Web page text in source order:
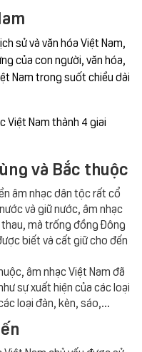
sử và văn hóa Việt Nam,
của con người, văn hóa,
Nam trong suốt chiều dài
Việt Nam thành 4 giai
và Bắc thuộc
âm nhạc dân tộc rất cổ
và giữ nước, âm nhạc
mà trống đồng Đông
biết và cất giữ cho đến
âm nhạc Việt Nam đã
sự xuất hiện của các loại
loại đàn, kèn, sáo,...